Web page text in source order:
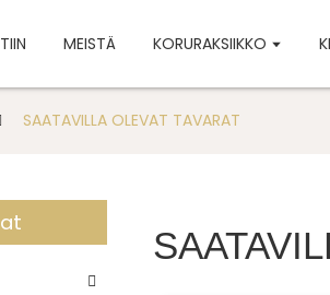
MEISTÄ KORURAKSIIKKO
SAATAVILLA OLEVAT TAVARAT